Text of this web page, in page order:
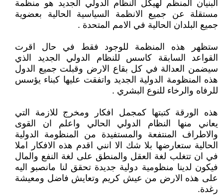
البنيان المنظم لهيكل النظام الدولي الجديد هو منظمة
مستقلة عن جميع الانظمة السياسية الحالية بعضوية
جميع البلدان الحالية في الامم المتحدة .
ستظهر هذه المنظمة للوجود فقط في حال اقرت
القواعد السابقة كاسس للنظام الدولي الجديد الذي
سيضمن العدالة في كل بقاع الارض وقبلت جميع الدول
هذه المنظومة الدولية الجديد واتفقت عليها كبناء يؤسس
للرفاه والرخاء للنوع البشري .
هذه الورقة كتبتها كمجمل افكار ومخرج للازمة التي
يعاني منها النظام الدولي الحالي واعلم ان القوى
والاطراف المنتفعة والمستفيدة من المنظومة الدولية
الحالية ستعارضها بلا شك الا انني اقدم هذه الافكار املا
في ان تتغلب لغة العقل والمنطق على لغة النفع والمال
فيكون لدينا منظومية دولية جديدة تحقق لنا مانصبو اليه
على هذه الارض من عيش كريم وتعايش فاضل ومعيشة
رغدة.